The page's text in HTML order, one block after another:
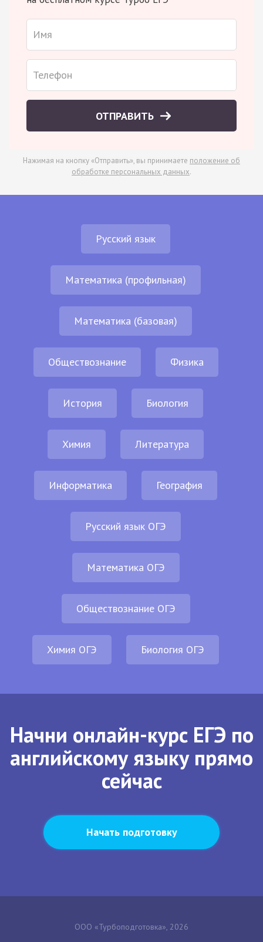
ОТПРАВИТЬ
Нажимая на кнопку «Отправить», вы принимаете положение об
обработке персональных данных.
Русский язык
Математика (профильная)
Математика (базовая)
Обществознание Физика
История Биология
Химия Литература
Информатика География
Русский язык ОГЭ
Математика ОГЭ
Обществознание ОГЭ
Химия ОГЭ Биология ОГЭ
Начни онлайн-курс ЕГЭ по
английскому языку прямо
сейчас
Начать подготовку
ООО «Турбоподготовка», 2026